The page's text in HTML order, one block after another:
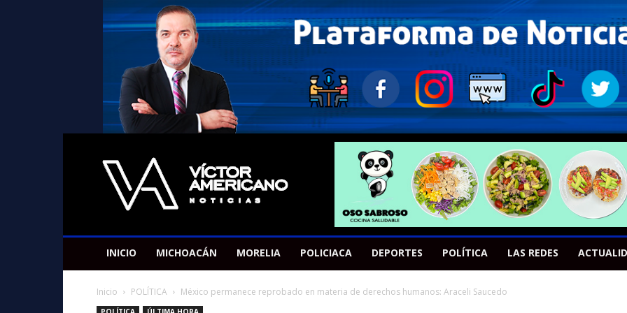
Americano
Victor
INICIO MICHOACÁN MORELIA POLICIACA DEPORTES POLÍTICA LAS REDES
Inicio POLÍTICA México permanece reprobado en materia de derechos humanos: Araceli Saucedo